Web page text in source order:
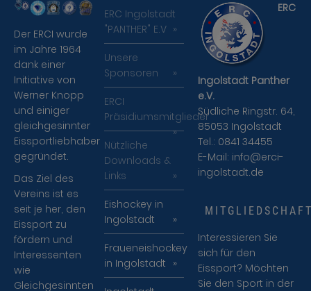
Der ERCI wurde
im Jahre 1964
dank einer
Initiative von
Werner Knopp
und einiger
gleichgesinnter
Eissportliebhaber
gegründet.
Das Ziel des
Vereins ist es
seit je her, den
Eissport zu
fördern und
Interessenten
wie
Gleichgesinnten
ERC Ingolstadt
"PANTHER" E.V
Unsere
Sponsoren
ERCI
Präsidiumsmitglieder
Nützliche
Downloads &
Links
Eishockey in
Ingolstadt
Fraueneishockey
in Ingolstadt
ERC
Ingolstadt Panther
e.V.
Südliche Ringstr. 64,
85053 Ingolstadt
Tel.: 0841 34455
E-Mail: info@erci-
ingolstadt.de
Interessieren Sie
sich für den
Eissport? Möchten
Sie den Sport in der